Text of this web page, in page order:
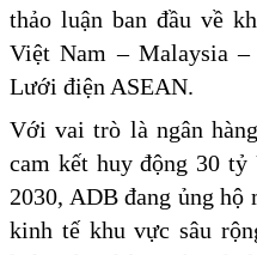
thảo luận ban đầu về
Việt Nam – Malaysia –
Lưới điện ASEAN.
Với vai trò là ngân
cam kết huy động 30 tỷ
2030, ADB đang ủng hộ
kinh tế khu vực sâu